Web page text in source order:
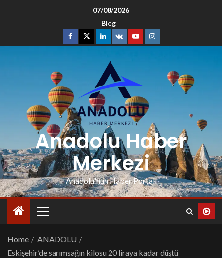
07/08/2026
Blog
Anadolu Haber
Merkezi
Anadolu'nun Haber Portalı
Home
ANADOLU
Eskişehir’de sarımsağın kilosu 20 liraya kadar düştü